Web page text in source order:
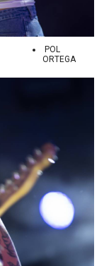
POL
ORTEGA